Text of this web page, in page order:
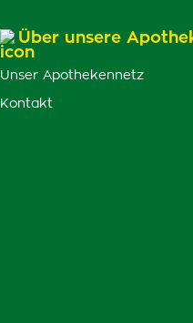
Über unsere
Unser Apothekennetz
Kontakt